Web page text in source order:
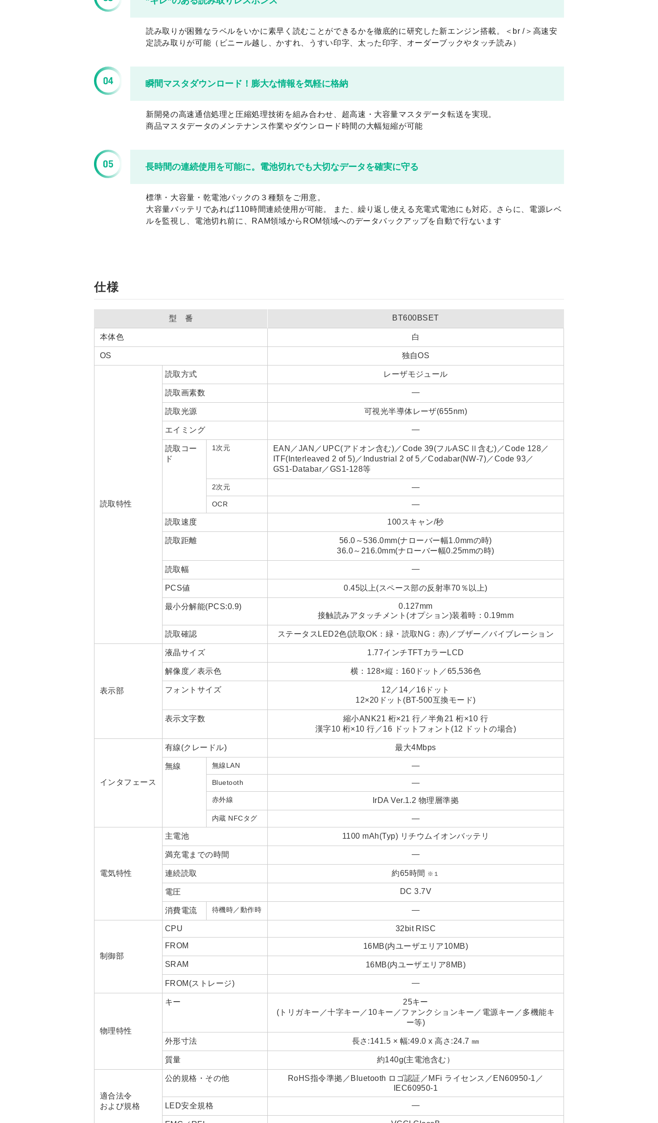
読み取りが困難なラベルをいかに素早く読むことができるかを徹底的に研究した新エンジン搭載。＜br /＞高速安
定読み取りが可能（ビニール越し、かすれ、うすい印字、太った印字、オーダーブックやタッチ読み）
瞬間マスタダウンロード！膨大な情報を気軽に格納
新開発の高速通信処理と圧縮処理技術を組み合わせ、超高速・大容量マスタデータ転送を実現。
商品マスタデータのメンテナンス作業やダウンロード時間の大幅短縮が可能
長時間の連続使用を可能に。電池切れでも大切なデータを確実に守る
標準・大容量・乾電池パックの３種類をご用意。
大容量バッテリであれば110時間連続使用が可能。 また、繰り返し使える充電式電池にも対応。さらに、電源レベ
ルを監視し、電池切れ前に、RAM領域からROM領域へのデータバックアップを自動で行ないます
仕様
型 番 BT600BSET
本体色 白
OS 独自OS
読取特性
読取方式 レーザモジュール
読取画素数 ―
読取光源 可視光半導体レーザ(655nm)
エイミング ―
読取コー
ド
1次元
EAN／JAN／UPC(アドオン含む)／Code 39(フルASCⅡ含む)／Code 128／
ITF(Interleaved 2 of 5)／Industrial 2 of 5／Codabar(NW-7)／Code 93／
GS1-Databar／GS1-128等
2次元 ―
OCR ―
読取速度 100スキャン/秒
読取距離
56.0～536.0mm(ナローバー幅1.0mmの時)
36.0～216.0mm(ナローバー幅0.25mmの時)
読取幅 ―
PCS値 0.45以上(スペース部の反射率70％以上)
最小分解能(PCS:0.9)
0.127mm
接触読みアタッチメント(オプション)装着時：0.19mm
読取確認 ステータスLED2色(読取OK：緑・読取NG：赤)／ブザー／バイブレーション
表示部
液晶サイズ 1.77インチTFTカラーLCD
解像度／表示色 横：128×縦：160ドット／65,536色
フォントサイズ
12／14／16ドット
12×20ドット(BT-500互換モード)
表示文字数
縮小ANK21 桁×21 行／半角21 桁×10 行
漢字10 桁×10 行／16 ドットフォント(12 ドットの場合)
インタフェース
有線(クレードル) 最大4Mbps
無線 無線LAN ―
Bluetooth ―
赤外線 IrDA Ver.1.2 物理層準拠
内蔵 NFCタグ ―
電気特性
主電池 1100 mAh(Typ) リチウムイオンバッテリ
満充電までの時間 ―
連続読取 約65時間 ※１
電圧 DC 3.7V
消費電流 待機時／動作時 ―
制御部
CPU 32bit RISC
FROM 16MB(内ユーザエリア10MB)
SRAM 16MB(内ユーザエリア8MB)
FROM(ストレージ) ―
物理特性
キー
25キー
(トリガキー／十字キー／10キー／ファンクションキー／電源キー／多機能キ
ー等)
外形寸法 長さ:141.5 × 幅:49.0 x 高さ:24.7 ㎜
質量 約140g(主電池含む）
適合法令
および規格
公的規格・その他
RoHS指令準拠／Bluetooth ロゴ認証／MFi ライセンス／EN60950-1／
IEC60950-1
LED安全規格 ―